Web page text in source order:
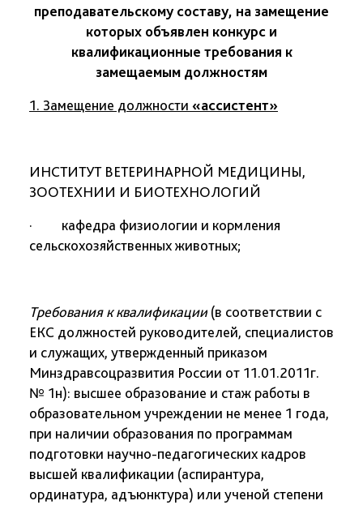
преподавательскому составу, на замещение
которых объявлен конкурс и
квалификационные требования к
замещаемым должностям
1. Замещение должности «ассистент»
ИНСТИТУТ ВЕТЕРИНАРНОЙ МЕДИЦИНЫ,
ЗООТЕХНИИ И БИОТЕХНОЛОГИЙ
· кафедра физиологии и кормления
сельскохозяйственных животных;
Требования к квалификации (в соответствии с
ЕКС должностей руководителей, специалистов
и служащих, утвержденный приказом
Минздравсоцразвития России от 11.01.2011г.
№ 1н): высшее образование и стаж работы в
образовательном учреждении не менее 1 года,
при наличии образования по программам
подготовки научно-педагогических кадров
высшей квалификации (аспирантура,
ординатура, адъюнктура) или ученой степени